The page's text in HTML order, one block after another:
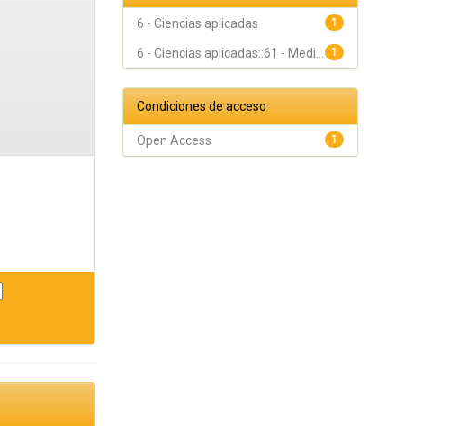
1
6 - Ciencias aplicadas
1
6 - Ciencias aplicadas::61 - Medi...
Condiciones de acceso
1
Open Access